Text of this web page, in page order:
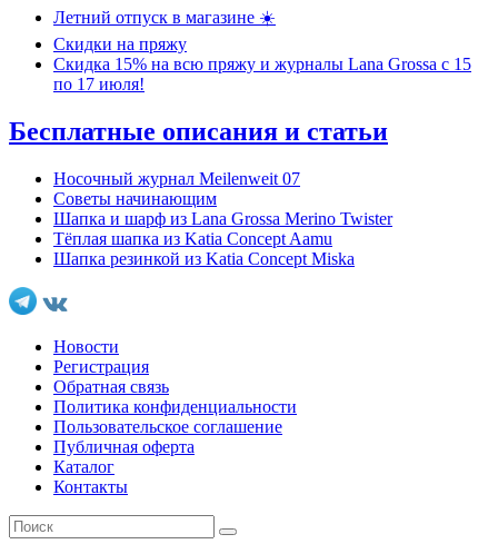
Летний отпуск в магазине ☀️
Скидки на пряжу
Скидка 15% на всю пряжу и журналы Lana Grossa c 15
по 17 июля!
Бесплатные описания и статьи
Носочный журнал Meilenweit 07
Советы начинающим
Шапка и шарф из Lana Grossa Merino Twister
Тёплая шапка из Katia Concept Aamu
Шапка резинкой из Katia Concept Miska
Новости
Регистрация
Обратная связь
Политика конфиденциальности
Пользовательское соглашение
Публичная оферта
Каталог
Контакты